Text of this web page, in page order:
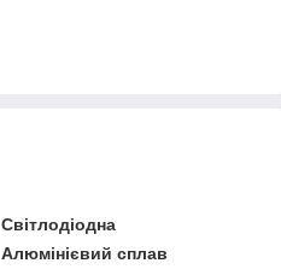
Світлодіодна
Алюмінієвий сплав